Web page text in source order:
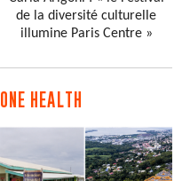
de la diversité culturelle
illumine Paris Centre »
ONE HEALTH